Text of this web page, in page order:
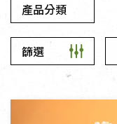
產品分類
篩選